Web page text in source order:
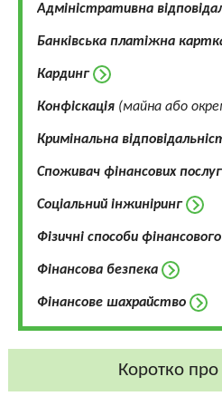
Адміністративна
Банківська платіжна
Кардинг
Конфіскація (майна або
Кримінальна
Споживач фінансових
Соціальний інжиніринг
Фізичні способи
Фінансова безпека
Фінансове шахрайство
Коротко про